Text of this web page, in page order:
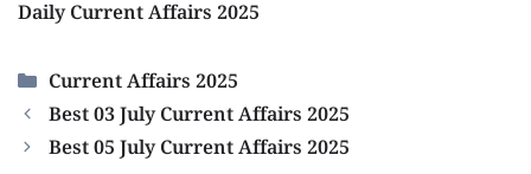
Daily Current Affairs 2025
Categories
Current Affairs 2025
Best 03 July Current Affairs 2025
Best 05 July Current Affairs 2025